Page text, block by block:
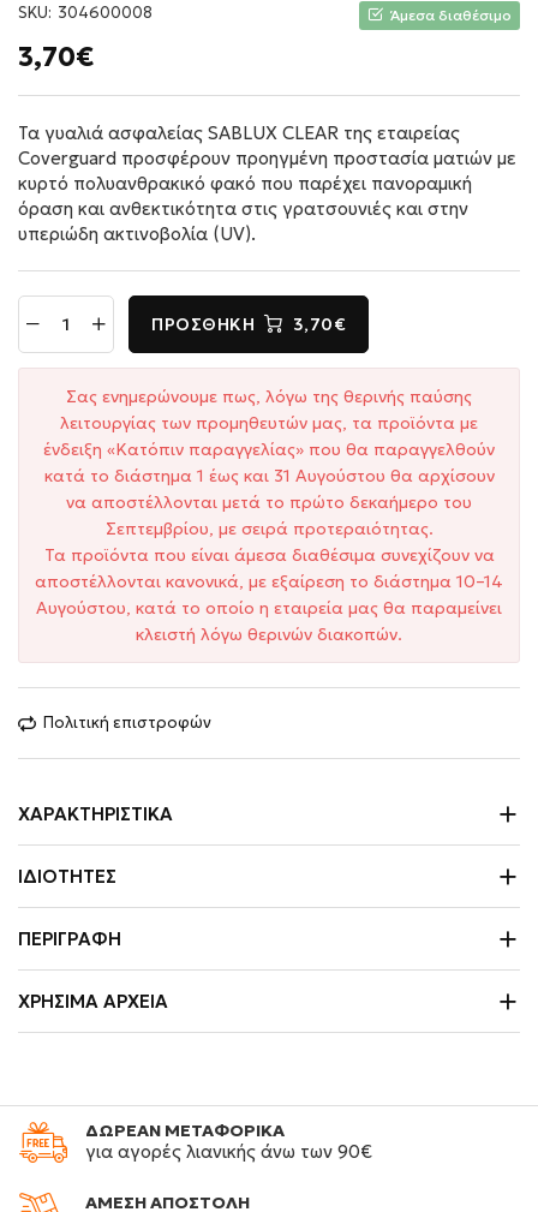
SKU: 304600008 Άμεσα διαθέσιμο
3,70€
Τα γυαλιά ασφαλείας SABLUX CLEAR της εταιρείας
Coverguard προσφέρουν προηγμένη προστασία ματιών με
κυρτό πολυανθρακικό φακό που παρέχει πανοραμική
όραση και ανθεκτικότητα στις γρατσουνιές και στην
υπεριώδη ακτινοβολία (UV).
ΠΡΟΣΘΉΚΗ 3,70€
Σας ενημερώνουμε πως, λόγω της θερινής παύσης
λειτουργίας των προμηθευτών μας, τα προϊόντα με
ένδειξη «Κατόπιν παραγγελίας» που θα παραγγελθούν
κατά το διάστημα 1 έως και 31 Αυγούστου θα αρχίσουν
να αποστέλλονται μετά το πρώτο δεκαήμερο του
Σεπτεμβρίου, με σειρά προτεραιότητας.
Τα προϊόντα που είναι άμεσα διαθέσιμα συνεχίζουν να
αποστέλλονται κανονικά, με εξαίρεση το διάστημα 10–14
Αυγούστου, κατά το οποίο η εταιρεία μας θα παραμείνει
κλειστή λόγω θερινών διακοπών.
Πολιτική επιστροφών
ΧΑΡΑΚΤΗΡΙΣΤΙΚΆ
ΙΔΙΌΤΗΤΕΣ
ΠΕΡΙΓΡΑΦΉ
ΧΡΉΣΙΜΑ ΑΡΧΕΊΑ
ΔΩΡΕΑΝ ΜΕΤΑΦΟΡΙΚΑ
για αγορές λιανικής άνω των 90€
ΑΜΕΣΗ ΑΠΟΣΤΟΛΗ